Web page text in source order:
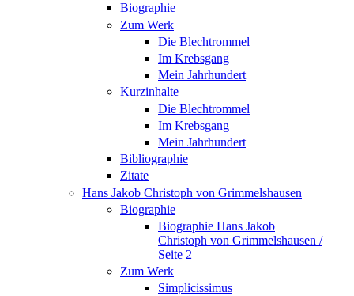
Biographie
Zum Werk
Die Blechtrommel
Im Krebsgang
Mein Jahrhundert
Kurzinhalte
Die Blechtrommel
Im Krebsgang
Mein Jahrhundert
Bibliographie
Zitate
Hans Jakob Christoph von Grimmelshausen
Biographie
Biographie Hans Jakob
Christoph von Grimmelshausen /
Seite 2
Zum Werk
Simplicissimus